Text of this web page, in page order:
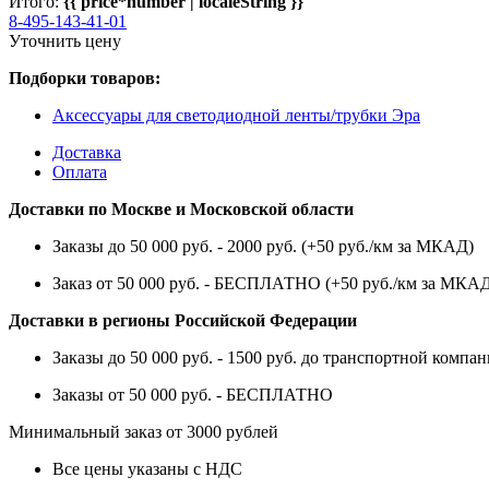
8-495-143-41-01
Уточнить цену
Подборки товаров:
Аксессуары для светодиодной ленты/трубки Эра
Доставка
Оплата
Доставки по Москве и Московской области
Заказы до 50 000 руб. - 2000 руб. (+50 руб./км за МКАД)
Заказ от 50 000 руб. - БЕСПЛАТНО (+50 руб./км за
Доставки в регионы Российской Федерации
Заказы до 50 000 руб. - 1500 руб. до транспортной
Заказы от 50 000 руб. - БЕСПЛАТНО
Минимальный заказ от 3000 рублей
Все цены указаны с НДС